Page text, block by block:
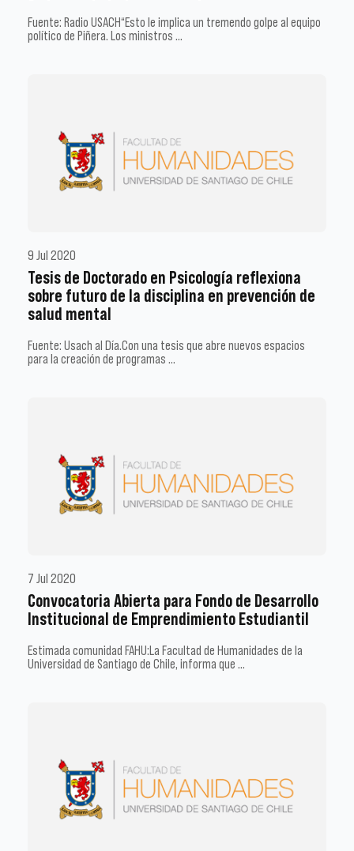
Fuente: Radio USACH“Esto le implica un tremendo golpe al equipo
político de Piñera. Los ministros …
9 Jul 2020
Tesis de Doctorado en Psicología reflexiona
sobre futuro de la disciplina en prevención de
salud mental
Fuente: Usach al Día.Con una tesis que abre nuevos espacios
para la creación de programas …
7 Jul 2020
Convocatoria Abierta para Fondo de Desarrollo
Institucional de Emprendimiento Estudiantil
Estimada comunidad FAHU:La Facultad de Humanidades de la
Universidad de Santiago de Chile, informa que …